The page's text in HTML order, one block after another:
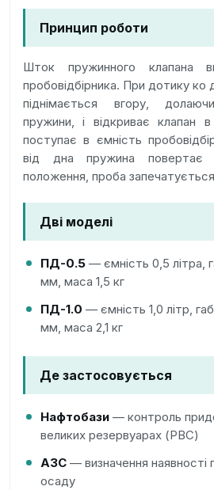
Принцип роботи
Шток пружинного клапана
пробовідбірника. При дотику
піднімається вгору,
пружини, і відкриває клапан
поступає в ємність
від дна пружина повертає
положення, проба
Дві моделі
ПД-0.5 — ємність 0,5 літра,
мм, маса 1,5 кг
ПД-1.0 — ємність 1,0 літр,
мм, маса 2,1 кг
Де застосовується
Нафтобази — контроль
великих резервуарах (РВС)
АЗС — визначення наявності
осаду